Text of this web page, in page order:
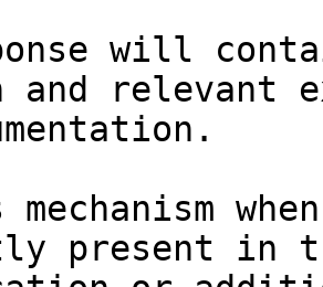
will
and relevant
present in